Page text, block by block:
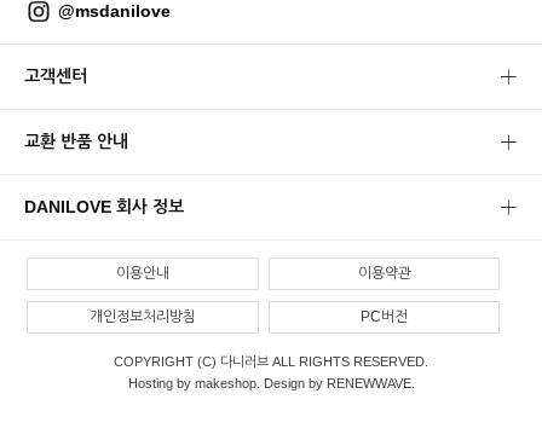
@msdanilove
고객센터
교환 반품 안내
DANILOVE 회사 정보
이용안내 이용약관
개인정보처리방침 PC버전
COPYRIGHT (C) 다니러브 ALL RIGHTS RESERVED.
Hosting by makeshop. Design by RENEWWAVE.